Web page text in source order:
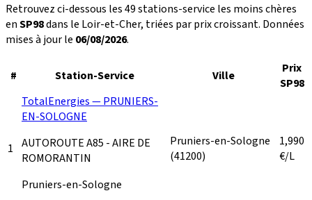
Retrouvez ci-dessous les 49 stations-service les moins chères
enSP98dans le Loir-et-Cher, triées par prix croissant. Données
mises à jour le 06/08/2026.
# Station-Service Ville
Prix
SP98
1
TotalEnergies — PRUNIERS-
EN-SOLOGNE
AUTOROUTE A85 - AIRE DE
ROMORANTIN
Pruniers-en-Sologne
Pruniers-en-Sologne
(41200)
1,990
€/L